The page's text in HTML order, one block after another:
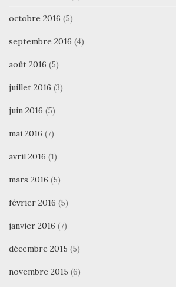
octobre 2016 (5)
septembre 2016 (4)
août 2016 (5)
juillet 2016 (3)
juin 2016 (5)
mai 2016 (7)
avril 2016 (1)
mars 2016 (5)
février 2016 (5)
janvier 2016 (7)
décembre 2015 (5)
novembre 2015 (6)